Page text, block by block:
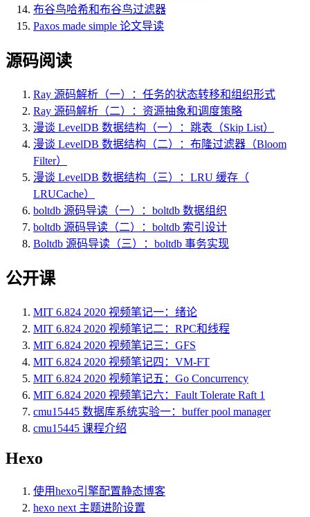
布谷鸟哈希和布谷鸟过滤器
Paxos made simple 论文导读
源码阅读
Ray 源码解析（一）：任务的状态转移和组织形式
Ray 源码解析（二）：资源抽象和调度策略
漫谈 LevelDB 数据结构（一）：跳表（Skip List）
漫谈 LevelDB 数据结构（二）：布隆过滤器（Bloom
Filter）
漫谈 LevelDB 数据结构（三）：LRU 缓存（
LRUCache）
boltdb 源码导读（一）：boltdb 数据组织
boltdb 源码导读（二）：boltdb 索引设计
Boltdb 源码导读（三）：boltdb 事务实现
公开课
MIT 6.824 2020 视频笔记一：绪论
MIT 6.824 2020 视频笔记二：RPC和线程
MIT 6.824 2020 视频笔记三：GFS
MIT 6.824 2020 视频笔记四：VM-FT
MIT 6.824 2020 视频笔记五：Go Concurrency
MIT 6.824 2020 视频笔记六：Fault Tolerate Raft 1
cmu15445 数据库系统实验一：buffer pool manager
cmu15445 课程介绍
Hexo
使用hexo引擎配置静态博客
hexo next 主题进阶设置